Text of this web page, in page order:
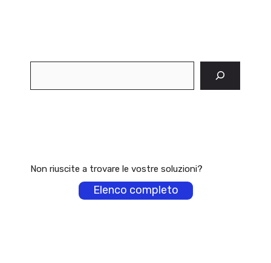
Non riuscite a trovare le vostre soluzioni?
Elenco completo